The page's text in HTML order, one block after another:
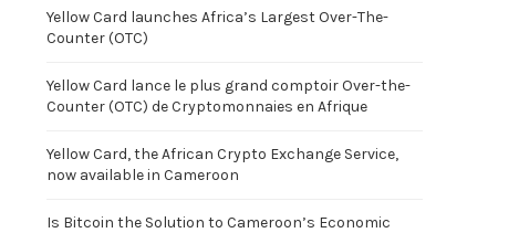
Yellow Card launches Africa’s Largest Over-The-
Counter (OTC)
Yellow Card lance le plus grand comptoir Over-the-
Counter (OTC) de Cryptomonnaies en Afrique
Yellow Card, the African Crypto Exchange Service,
now available in Cameroon
Is Bitcoin the Solution to Cameroon’s Economic